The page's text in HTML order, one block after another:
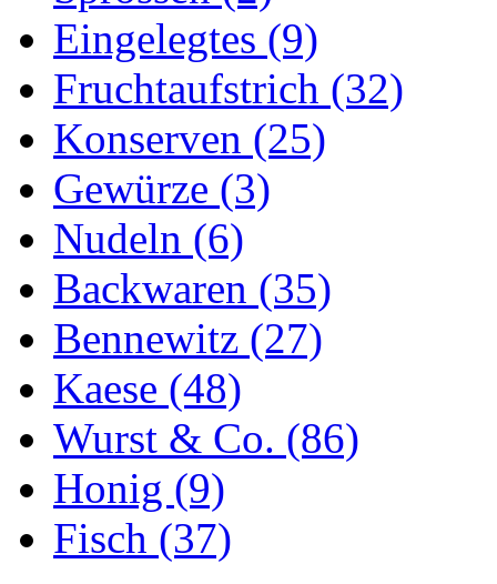
Eingelegtes (9)
Fruchtaufstrich (32)
Konserven (25)
Gewürze (3)
Nudeln (6)
Backwaren (35)
Bennewitz (27)
Kaese (48)
Wurst & Co. (86)
Honig (9)
Fisch (37)